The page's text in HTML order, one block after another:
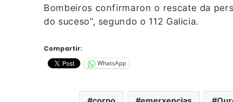
Bombeiros confirmaron o rescate da
do suceso”, segundo o 112 Galicia.
Compartir:
WhatsApp